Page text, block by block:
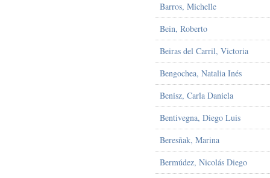
Barros, Michelle
Bein, Roberto
Beiras del Carril, Victoria
Bengochea, Natalia Inés
Benisz, Carla Daniela
Bentivegna, Diego Luis
Beresñak, Marina
Bermúdez, Nicolás Diego